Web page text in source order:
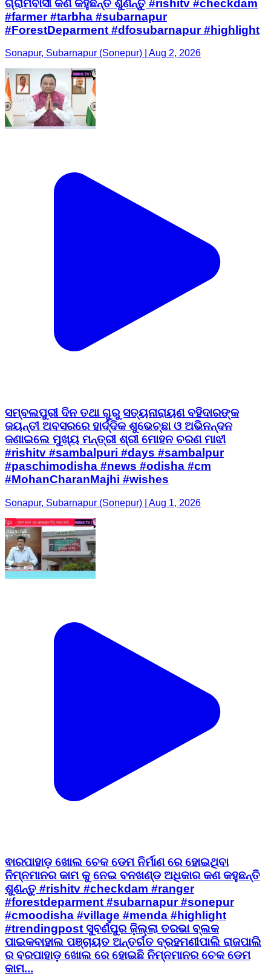
ଗ୍ରାମବାସୀ କଣ କହୁଛନ୍ତି ଶୁଣନ୍ତୁ #rishitv #checkdam
#farmer #tarbha #subarnapur
#ForestDeparment #dfosubarnapur #highlight
Sonapur, Subarnapur (Sonepur) | Aug 2, 2026
ସମ୍ବଲପୁରୀ ଦିନ ତଥା ଗୁରୁ ସତ୍ୟନାରାୟଣ ବହିଦାରଙ୍କ
ଜୟନ୍ତୀ ଅବସରରେ ହାର୍ଦ୍ଦିକ ଶୁଭେଚ୍ଛା ଓ ଅଭିନନ୍ଦନ
ଜଣାଇଲେ ମୁଖ୍ୟ ମନ୍ତ୍ରୀ ଶ୍ରୀ ମୋହନ ଚରଣ ମାଝୀ
#rishitv #sambalpuri #days #sambalpur
#paschimodisha #news #odisha #cm
#MohanCharanMajhi #wishes
Sonapur, Subarnapur (Sonepur) | Aug 1, 2026
ଵାରପାହାଡ଼ ଖୋଲ ଚେକ ଡେମ ନିର୍ମାଣ ରେ ହୋଇଥିବା
ନିମ୍ନମାନର କାମ କୁ ନେଇ ବନଖଣ୍ଡ ଅଧିକାର କଣ କହୁଛନ୍ତି
ଶୁଣନ୍ତୁ #rishitv #checkdam #ranger
#forestdeparment #subarnapur #sonepur
#cmoodisha #village #menda #highlight
#trendingpost ସୁବର୍ଣପୁର ଜ଼ିଲ୍ଲା ତରଭା ବ୍ଲକ
ପାଇକବାହାଲ ପଞ୍ଚାୟତ ଅନ୍ତର୍ଗତ ବ୍ରହମଣୀପାଲି ରାଜପାଲି
ର ବରପାହାଡ଼ ଖୋଲ ରେ ହୋଇଛି ନିମ୍ନମାନର ଚେକ ଡେମ
କାମ...